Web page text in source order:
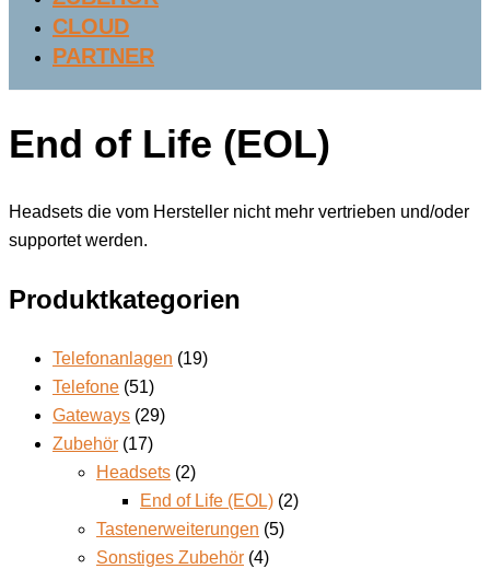
CLOUD
PARTNER
End of Life (EOL)
Headsets die vom Hersteller nicht mehr vertrieben und/oder
supportet werden.
Produktkategorien
Telefonanlagen (19)
Telefone (51)
Gateways (29)
Zubehör (17)
Headsets (2)
End of Life (EOL) (2)
Tastenerweiterungen (5)
Sonstiges Zubehör (4)